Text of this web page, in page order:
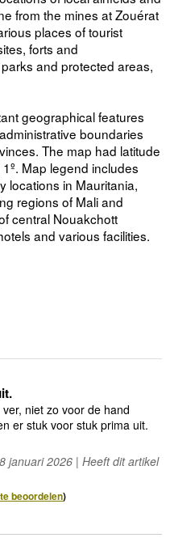
from the mines at Zouérat
places of tourist
forts and
and protected areas,
geographical features
boundaries
The map had latitude
Map legend includes
locations in Mauritania,
regions of Mali and
central Nouakchott
and various facilities.
niet zo voor de hand
er stuk voor stuk prima uit.
januari 2026 | Heeft dit artikel
beoordelen)